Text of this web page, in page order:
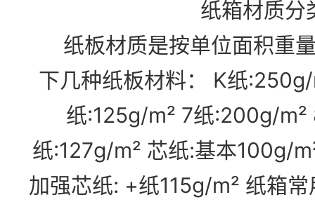
纸箱材质分
纸板材质是按单位面积重量
下几种纸板材料： K纸
纸:125g/m² 7纸:200g/
纸:127g/m² 芯纸:基本100g/
加强芯纸: +纸115g/m² 纸箱